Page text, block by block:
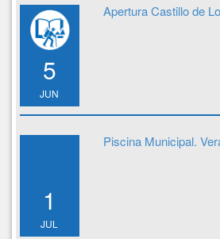
5
JUN
Apertura Castillo de
1
JUL
Piscina Municipal.